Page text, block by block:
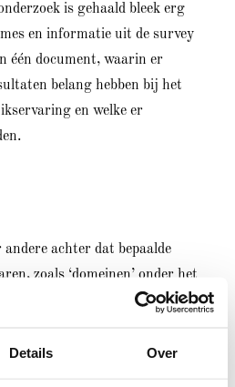
Details Over
is gehaald bleek erg
en informatie uit de survey
één document, waarin er
belang hebben bij het
en welke er
achter dat bepaalde
zoals ‘domeinen’ onder het
misten participanten enkele
ze dat het erg fijn was